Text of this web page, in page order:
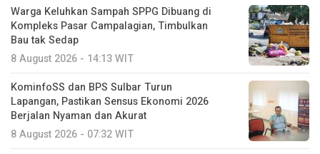
Warga Keluhkan Sampah SPPG Dibuang di
Kompleks Pasar Campalagian, Timbulkan
Bau tak Sedap
8 August 2026 - 14:13 WIT
KominfoSS dan BPS Sulbar Turun
Lapangan, Pastikan Sensus Ekonomi 2026
Berjalan Nyaman dan Akurat
8 August 2026 - 07:32 WIT